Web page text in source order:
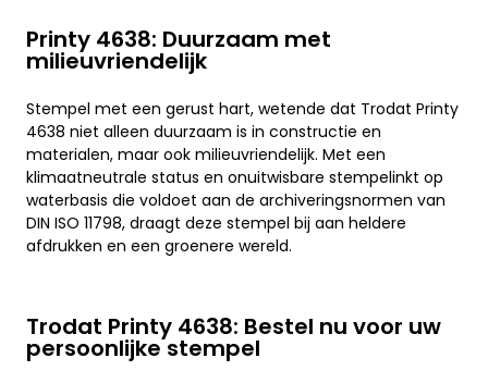
Printy 4638: Duurzaam met
milieuvriendelijk
Stempel met een gerust hart, wetende dat Trodat Printy
4638 niet alleen duurzaam is in constructie en
materialen, maar ook milieuvriendelijk. Met een
klimaatneutrale status en onuitwisbare stempelinkt op
waterbasis die voldoet aan de archiveringsnormen van
DIN ISO 11798, draagt deze stempel bij aan heldere
afdrukken en een groenere wereld.
Trodat Printy 4638: Bestel nu voor uw
persoonlijke stempel